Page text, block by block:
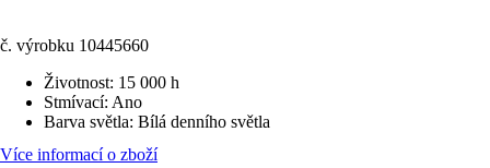
č. výrobku 10445660
Životnost: 15 000 h
Stmívací: Ano
Barva světla: Bílá denního světla
Více informací o zboží